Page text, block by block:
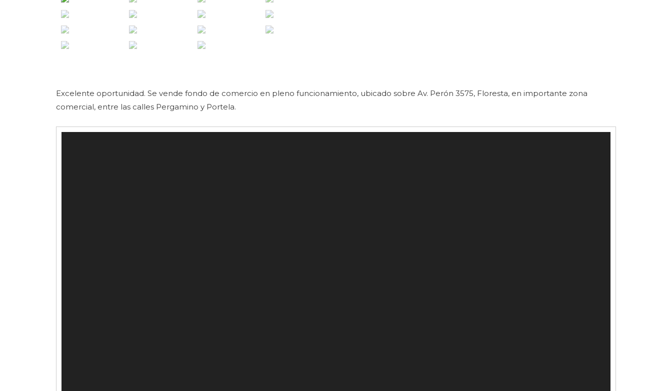
Excelente oportunidad. Se vende fondo de comercio en pleno funcionamiento, ubicado sobre Av. Perón 3575, Floresta, en importante zona
comercial, entre las calles Pergamino y Portela.